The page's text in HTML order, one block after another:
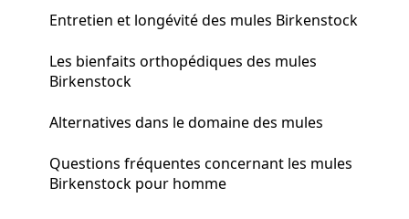
Entretien et longévité des mules Birkenstock
Les bienfaits orthopédiques des mules
Birkenstock
Alternatives dans le domaine des mules
Questions fréquentes concernant les mules
Birkenstock pour homme